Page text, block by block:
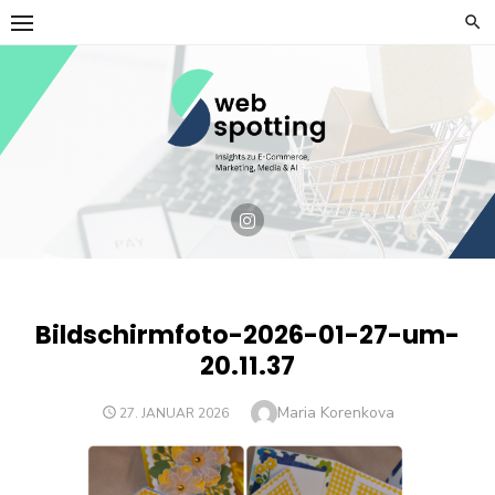
Skip
to
content
Bildschirmfoto-2026-01-27-um-
20.11.37
POSTED
27. JANUAR 2026 Author
Maria Korenkova